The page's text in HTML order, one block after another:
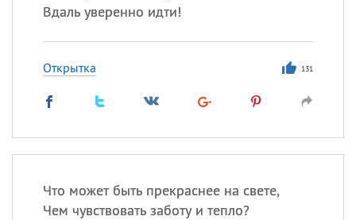
Вдаль уверенно идти!
Открытка 131
Что может быть прекраснее на свете,
Чем чувствовать заботу и тепло?